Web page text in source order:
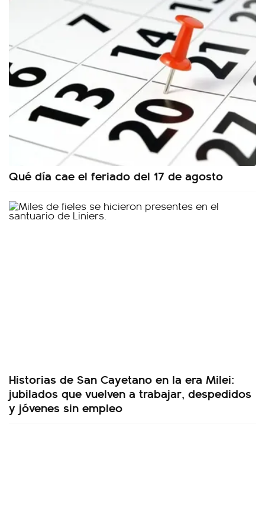
Qué día cae el feriado del 17 de agosto
Historias de San Cayetano en la era Milei:
jubilados que vuelven a trabajar, despedidos
y jóvenes sin empleo